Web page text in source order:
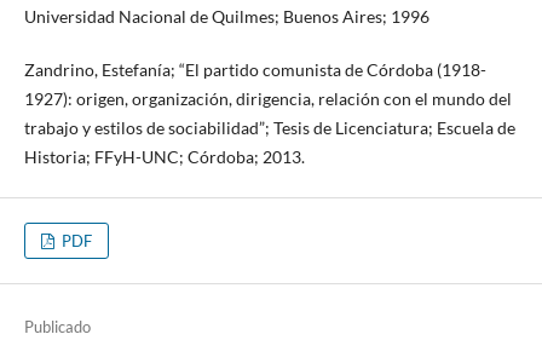
Universidad Nacional de Quilmes; Buenos Aires; 1996
Zandrino, Estefanía; “El partido comunista de Córdoba (1918-
1927): origen, organización, dirigencia, relación con el mundo del
trabajo y estilos de sociabilidad”; Tesis de Licenciatura; Escuela de
Historia; FFyH-UNC; Córdoba; 2013.
PDF
Publicado